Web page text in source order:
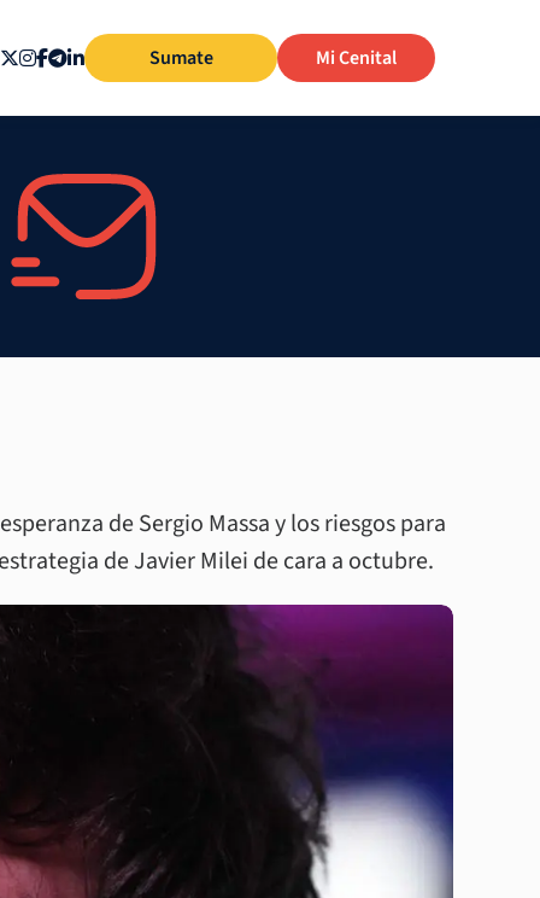
Sumate Mi Cenital
de Sergio Massa y los riesgos para
de Javier Milei de cara a octubre.